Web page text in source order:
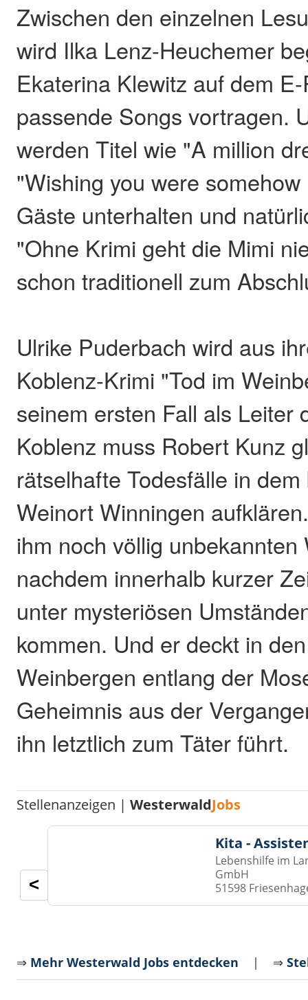
Zwischen den einzelnen
wird Ilka Lenz-Heuchemer
Ekaterina Klewitz auf dem
passende Songs vortragen.
werden Titel wie "A million
"Wishing you were
Gäste unterhalten und
"Ohne Krimi geht die Mimi
schon traditionell zum
Ulrike Puderbach wird aus
Koblenz-Krimi "Tod im
seinem ersten Fall als Leiter
Koblenz muss Robert Kunz
rätselhafte Todesfälle in
Weinort Winningen
ihm noch völlig unbekannten
nachdem innerhalb kurzer
unter mysteriösen
kommen. Und er deckt in
Weinbergen entlang der
Geheimnis aus der
ihn letztlich zum Täter führt.
Stellenanzeigen |WesterwaldJobs
Kita -
Lebenshilfe im
GmbH
51598
<
⇒ Mehr Westerwald Jobs entdecken | ⇒